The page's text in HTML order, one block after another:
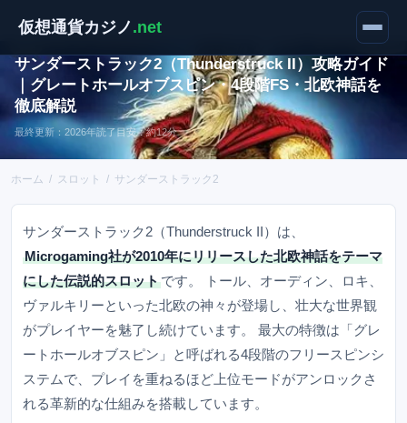
仮想通貨カジノ .net
スロット攻略
サンダーストラック2（Thunderstruck II）攻略ガイド
｜グレートホールオブスピン・4段階FS・北欧神話を
徹底解説
最終更新：2026年読了目安：約12分
ホーム / スロット / サンダーストラック2
サンダーストラック2（Thunderstruck II）は、
Microgaming社が2010年にリリースした北欧神話をテーマ
にした伝説的スロットです。 トール、オーディン、ロキ、
ヴァルキリーといった北欧の神々が登場し、壮大な世界観
がプレイヤーを魅了し続けています。 最大の特徴は「グレ
ートホールオブスピン」と呼ばれる4段階のフリースピンシ
ステムで、プレイを重ねるほど上位モードがアンロックさ
れる革新的な仕組みを搭載しています。